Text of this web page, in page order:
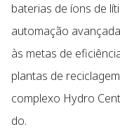
baterias de íons de
automação
às metas de
plantas de
complexo Hydro
do.